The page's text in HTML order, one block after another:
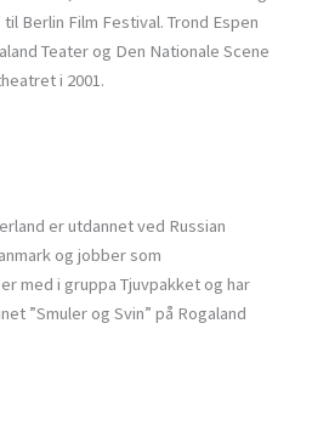
Berlin Film Festival. Trond Espen
Teater og Den Nationale Scene
i 2001.
er utdannet ved Russian
og jobber som
med i gruppa Tjuvpakket og har
”Smuler og Svin” på Rogaland